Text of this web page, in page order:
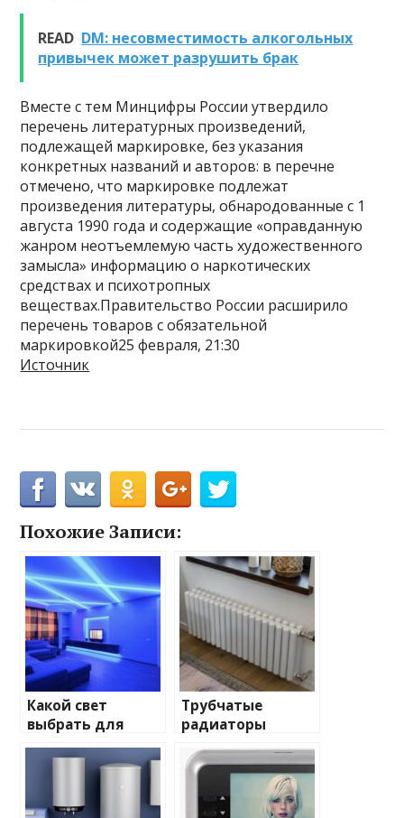
READ DM: несовместимость алкогольных
привычек может разрушить брак
Вместе с тем Минцифры России утвердило
перечень литературных произведений,
подлежащей маркировке, без указания
конкретных названий и авторов: в перечне
отмечено, что маркировке подлежат
произведения литературы, обнародованные с 1
августа 1990 года и содержащие «оправданную
жанром неотъемлемую часть художественного
замысла» информацию о наркотических
средствах и психотропных
веществах.Правительство России расширило
перечень товаров с обязательной
маркировкой25 февраля, 21:30
Источник
Похожие Записи:
Какой свет
выбрать для
домашнего
освещения
Трубчатые
радиаторы
и характеристики